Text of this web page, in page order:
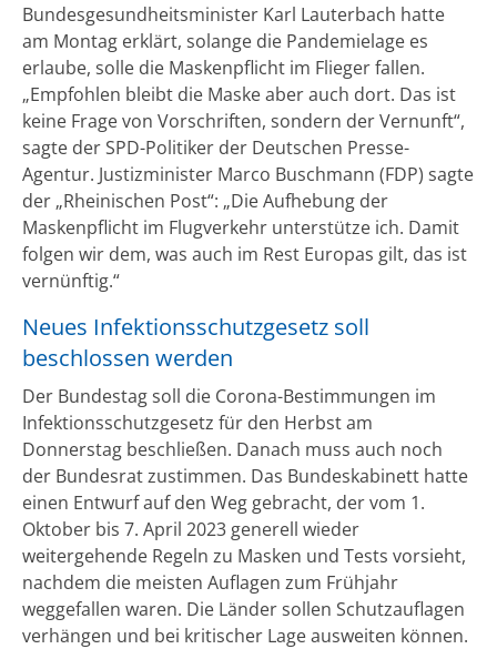
Bundesgesundheitsminister Karl Lauterbach hatte
am Montag erklärt, solange die Pandemielage es
erlaube, solle die Maskenpflicht im Flieger fallen.
„Empfohlen bleibt die Maske aber auch dort. Das ist
keine Frage von Vorschriften, sondern der Vernunft“,
sagte der SPD-Politiker der Deutschen Presse-
Agentur. Justizminister Marco Buschmann (FDP) sagte
der „Rheinischen Post“: „Die Aufhebung der
Maskenpflicht im Flugverkehr unterstütze ich. Damit
folgen wir dem, was auch im Rest Europas gilt, das ist
vernünftig.“
Neues Infektionsschutzgesetz soll
beschlossen werden
Der Bundestag soll die Corona-Bestimmungen im
Infektionsschutzgesetz für den Herbst am
Donnerstag beschließen. Danach muss auch noch
der Bundesrat zustimmen. Das Bundeskabinett hatte
einen Entwurf auf den Weg gebracht, der vom 1.
Oktober bis 7. April 2023 generell wieder
weitergehende Regeln zu Masken und Tests vorsieht,
nachdem die meisten Auflagen zum Frühjahr
weggefallen waren. Die Länder sollen Schutzauflagen
verhängen und bei kritischer Lage ausweiten können.